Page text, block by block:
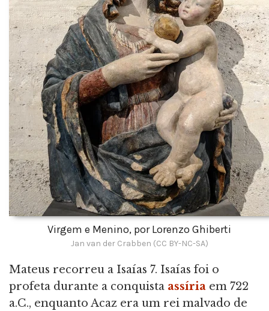
Virgem e Menino, por Lorenzo Ghiberti
Jan van der Crabben (CC BY-NC-SA)
Mateus recorreu a Isaías 7. Isaías foi o
profeta durante a conquista assíria em 722
a.C., enquanto Acaz era um rei malvado de